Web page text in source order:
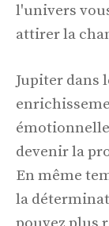
l'univers
attirer la
Jupiter dans
devenir la
En même
la